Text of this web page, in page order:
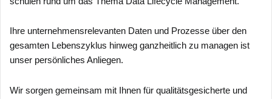
Ihre unternehmensrelevanten Daten und Prozesse über den
gesamten Lebenszyklus hinweg ganzheitlich zu managen ist
unser persönliches Anliegen.
Wir sorgen gemeinsam mit Ihnen für qualitätsgesicherte und